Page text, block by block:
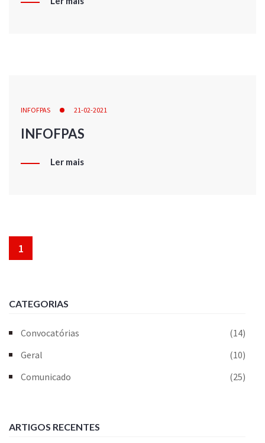
INFOFPAS 21-02-2021
INFOFPAS
Ler mais
1
CATEGORIAS
Convocatórias
(14)
Geral
(10)
Comunicado
(25)
ARTIGOS RECENTES